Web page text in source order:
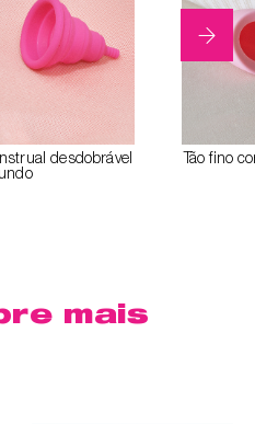
desdobrável
Tão fino
mais